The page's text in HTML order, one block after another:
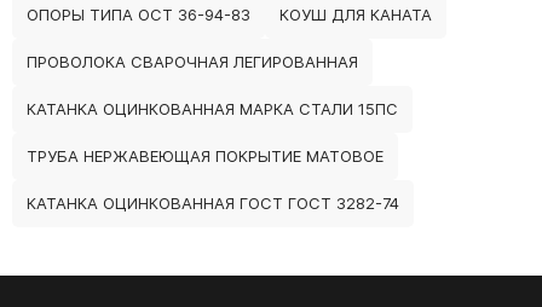
ОПОРЫ ТИПА ОСТ 36-94-83 КОУШ ДЛЯ КАНАТА
ПРОВОЛОКА СВАРОЧНАЯ ЛЕГИРОВАННАЯ
КАТАНКА ОЦИНКОВАННАЯ МАРКА СТАЛИ 15ПС
ТРУБА НЕРЖАВЕЮЩАЯ ПОКРЫТИЕ МАТОВОЕ
КАТАНКА ОЦИНКОВАННАЯ ГОСТ ГОСТ 3282-74